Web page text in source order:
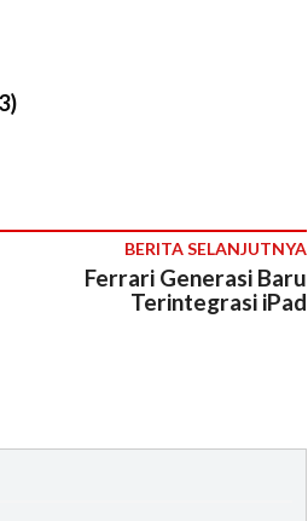
BERITA SELANJUTNYA
Ferrari Generasi Baru
Terintegrasi iPad